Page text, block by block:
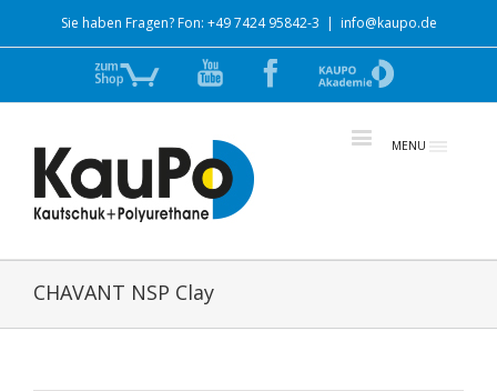
Sie haben Fragen? Fon: +49 7424 95842-3 | info@kaupo.de
Zum
Shop
YouTube Facebook
zur
Akademie
MENU
CHAVANT NSP Clay